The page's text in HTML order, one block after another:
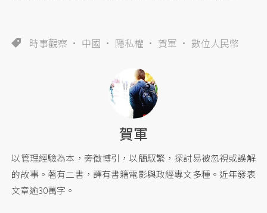
時事觀察 中國 隱私權 賀軍 數位人民幣
賀軍
以管理經驗為本，旁徵博引，以簡馭繁，探討易被忽視或誤解
的故事。著有二書，譯有書籍電影與政經專文多種。近年發表
文章逾30萬字。